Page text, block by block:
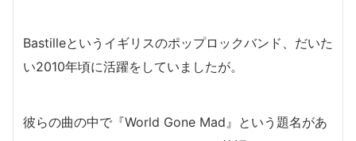
Bastilleというイギリスのポップロックバンド、だいた
い2010年頃に活躍をしていましたが。
彼らの曲の中で『World Gone Mad』という題名があ